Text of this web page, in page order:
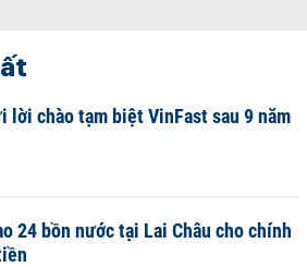
lời chào tạm biệt VinFast sau 9 năm
24 bồn nước tại Lai Châu cho chính